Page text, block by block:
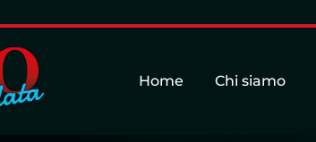
Home Chi siamo